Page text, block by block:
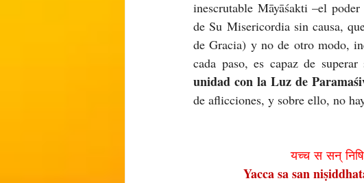
inescrutable Māyāśakti –el
de Su Misericordia sin causa,
de Gracia) y no de otro modo,
cada paso, es capaz de
unidad con la Luz de
de aflicciones, y sobre ello, no
यच्च स सन्
Yacca sa san